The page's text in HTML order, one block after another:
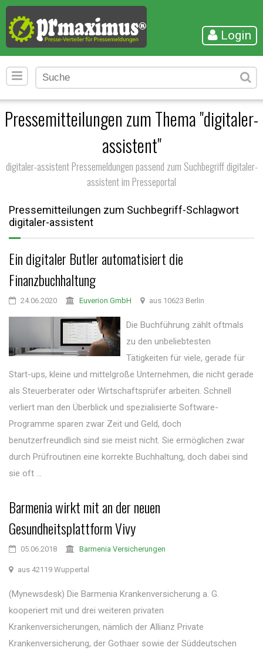
Login
Pressemitteilungen zum Thema "digitaler-
assistent"
digitaler-assistent Pressemeldungen passend zum Suchbegriff digitaler-
assistent im Presseportal
Pressemitteilungen zum Suchbegriff-Schlagwort
digitaler-assistent
Ein digitaler Butler automatisiert die
Finanzbuchhaltung
24.06.2020 Euverion GmbH aus 10623 Berlin
Die Buchführung zählt oftmals
zu den unbeliebtesten
Tätigkeiten für viele, gerade für
Start-ups, kleine und mittelgroße Unternehmen, die nicht gerade
als Steuerberater oder Wirtschaftsprüfer arbeiten. Schnell
verliert man den Überblick und spezialisierte Software-
Programme sparen zwar Zeit und Geld, doch
benutzerfreundlich sind sie meist nicht. Sie ermöglichen zwar
durch Prüfroutinen eine korrekte Buchhaltung, doch dabei sind
sie oft ...
Barmenia wirkt mit an der neuen
Gesundheitsplattform Vivy
05.06.2018 Barmenia Versicherungen
aus 42119 Wuppertal
(Mynewsdesk) Die Barmenia Krankenversicherung a. G.
kooperiert mit und drei weiteren privaten
Krankenversicherungen, nämlich der Allianz Private
Krankenversicherung, der Gothaer sowie der Süddeutschen